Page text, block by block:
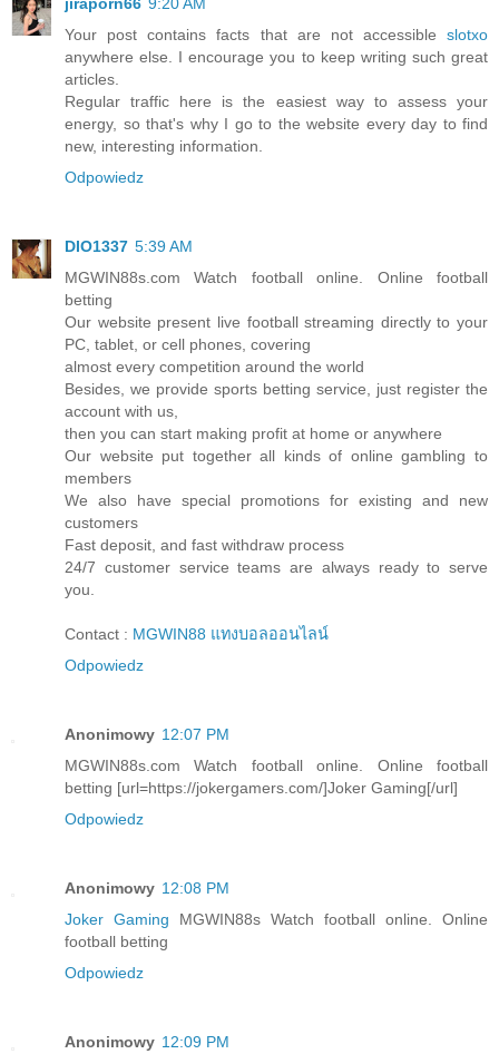
Your post contains facts that are not accessible slotxo
anywhere else. I encourage you to keep writing such great
articles.
Regular traffic here is the easiest way to assess your
energy, so that's why I go to the website every day to find
new, interesting information.
Odpowiedz
DIO1337 5:39 AM
MGWIN88s.com Watch football online. Online football
betting
Our website present live football streaming directly to your
PC, tablet, or cell phones, covering
almost every competition around the world
Besides, we provide sports betting service, just register the
account with us,
then you can start making profit at home or anywhere
Our website put together all kinds of online gambling to
members
We also have special promotions for existing and new
customers
Fast deposit, and fast withdraw process
24/7 customer service teams are always ready to serve
you.
Contact : MGWIN88 แทงบอลออนไลน์
Odpowiedz
Anonimowy 12:07 PM
MGWIN88s.com Watch football online. Online football
betting [url=https://jokergamers.com/]Joker Gaming[/url]
Odpowiedz
Anonimowy 12:08 PM
Joker Gaming MGWIN88s Watch football online. Online
football betting
Odpowiedz
Anonimowy 12:09 PM